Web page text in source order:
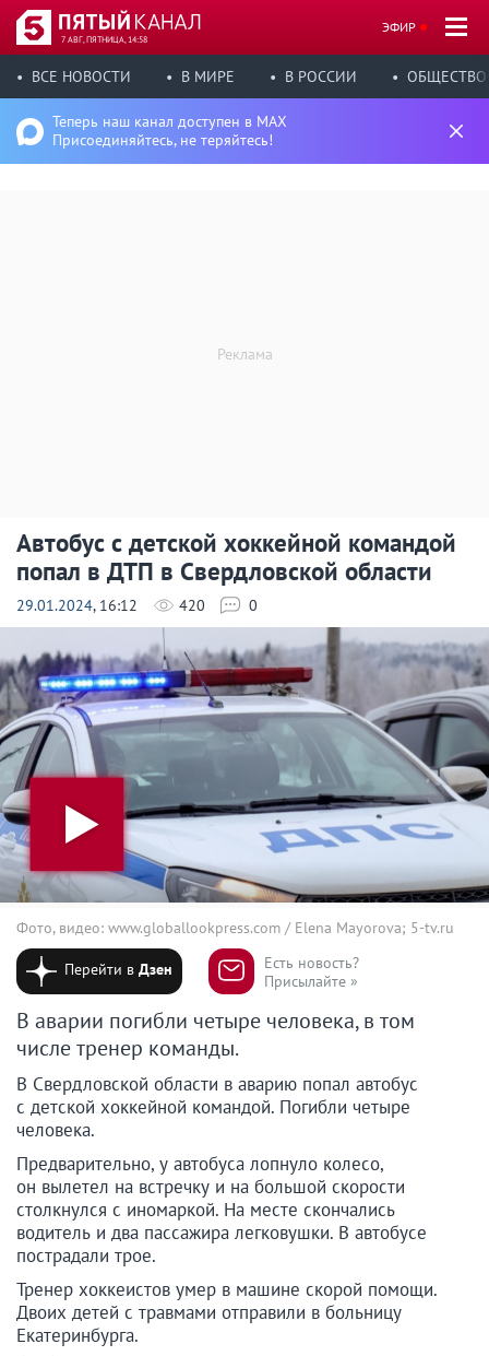
7 АВГ, ПЯТНИЦА, 14:58
ЭФИР
ВСЕ НОВОСТИ В МИРЕ В РОССИИ ОБЩЕСТВО
Теперь наш канал доступен в MAX
Присоединяйтесь, не теряйтесь!
Автобус с детской хоккейной командой
попал в ДТП в Свердловской области
29.01.2024, 16:12 420 0
Фото, видео: www.globallookpress.com / Elena Mayorova; 5-tv.ru
Перейти вДзен
Есть новость?
Присылайте »
В аварии погибли четыре человека, в том
числе тренер команды.
В Свердловской области в аварию попал автобус
с детской хоккейной командой. Погибли четыре
человека.
Предварительно, у автобуса лопнуло колесо,
он вылетел на встречку и на большой скорости
столкнулся с иномаркой. На месте скончались
водитель и два пассажира легковушки. В автобусе
пострадали трое.
Тренер хоккеистов умер в машине скорой помощи.
Двоих детей с травмами отправили в больницу
Екатеринбурга.